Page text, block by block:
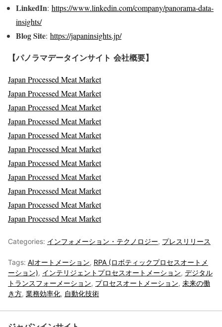
LinkedIn: https://www.linkedin.com/company/panorama-data-
insights/
Blog Site: https://japaninsights.jp/
【パノラマデータインサイト 会社概要】
Japan Processed Meat Market
Japan Processed Meat Market
Japan Processed Meat Market
Japan Processed Meat Market
Japan Processed Meat Market
Japan Processed Meat Market
Japan Processed Meat Market
Japan Processed Meat Market
Japan Processed Meat Market
Japan Processed Meat Market
Japan Processed Meat Market
Categories: インフォメーション・テクノロジー, プレスリリース
Tags: AIオートメーション, RPA (ロボティックプロセスオートメ
ーション), インテリジェントプロセスオートメーション, デジタル
トランスフォーメーション, プロセスオートメーション, 未来の働
き方, 業務効率化, 自動化技術